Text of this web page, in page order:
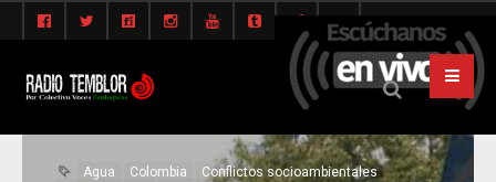
Agua Colombia
Conflictos socioambientales